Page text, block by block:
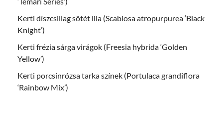
Kerti díszcsillag sötét lila (Scabiosa atropurpurea ‘Black
Knight’)
Kerti frézia sárga virágok (Freesia hybrida ‘Golden
Yellow’)
Kerti porcsinrózsa tarka színek (Portulaca grandiflora
‘Rainbow Mix’)